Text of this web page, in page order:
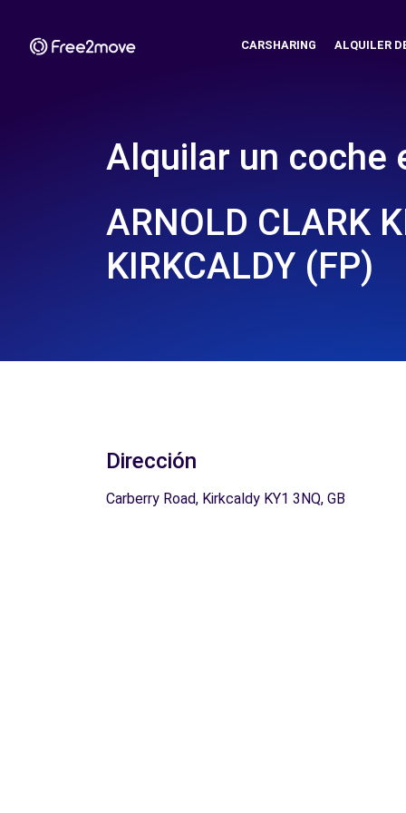
CARSHARING ALQUILER
Alquilar un coche
ARNOLD CLARK
KIRKCALDY (FP)
Dirección
Carberry Road, Kirkcaldy KY1 3NQ, GB